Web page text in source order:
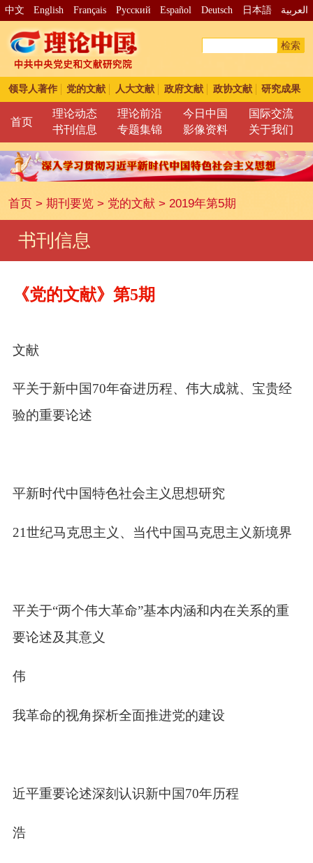
中文 English Français Pусский Español Deutsch 日本語 العربية
检索
领导人著作 党的文献 人大文献 政府文献 政协文献 研究成果
首页
理论动态 理论前沿 今日中国
国际交流
书刊信息
专题集锦 影像资料 关于我们
首页> 期刊要览> 党的文献> 2019年第5期
书刊信息
《党的文献》第5期
文献
平关于新中国70年奋进历程、伟大成就、宝贵经
验的重要论述
平新时代中国特色社会主义思想研究
21世纪马克思主义、当代中国马克思主义新境界
平关于“两个伟大革命”基本内涵和内在关系的重
要论述及其意义
伟
我革命的视角探析全面推进党的建设
近平重要论述深刻认识新中国70年历程
浩